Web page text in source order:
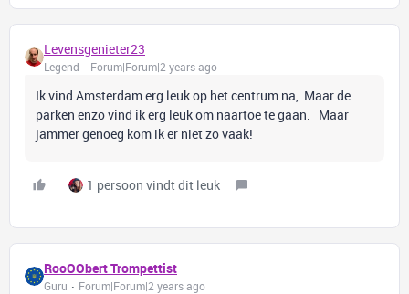
Levensgenieter23
Legend Forum|Forum|2 years ago
Ik vind Amsterdam erg leuk op het centrum na, Maar de
parken enzo vind ik erg leuk om naartoe te gaan. Maar
jammer genoeg kom ik er niet zo vaak!
1 persoon vindt dit leuk
RooOObert Trompettist
Guru Forum|Forum|2 years ago